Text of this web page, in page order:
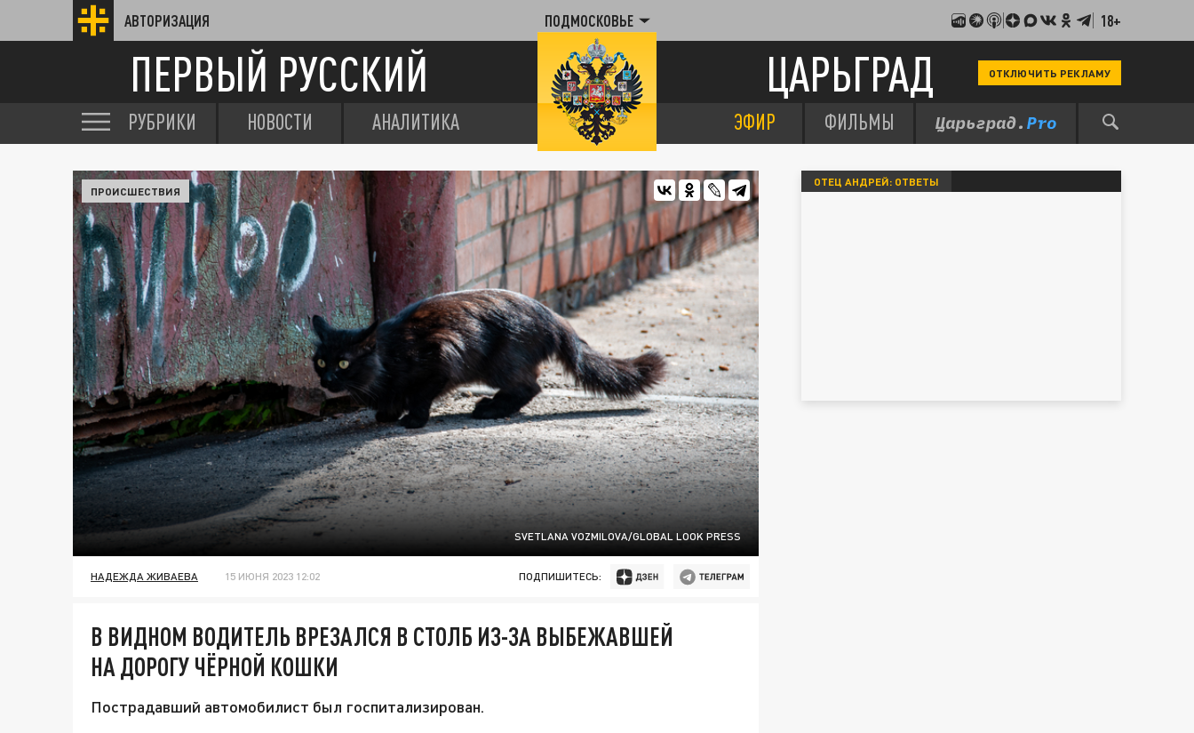
АВТОРИЗАЦИЯ ПОДМОСКОВЬЕ 18+
ПЕРВЫЙ РУССКИЙ ЦАРЬГРАД ОТКЛЮЧИТЬ РЕКЛАМУ
РУБРИКИ НОВОСТИ АНАЛИТИКА ЭФИР ФИЛЬМЫ
SVETLANA VOZMILOVA/GLOBAL LOOK PRESS
ПРОИСШЕСТВИЯ
НАДЕЖДА ЖИВАЕВА 15 ИЮНЯ 2023 12:02 ПОДПИШИТЕСЬ:
В ВИДНОМ ВОДИТЕЛЬ ВРЕЗАЛСЯ В СТОЛБ ИЗ-ЗА ВЫБЕЖАВШЕЙ
НА ДОРОГУ ЧЁРНОЙ КОШКИ
Пострадавший автомобилист был госпитализирован.
ОТЕЦ АНДРЕЙ: ОТВЕТЫ